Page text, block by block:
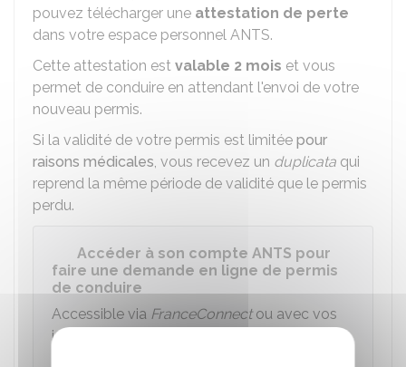
pouvez télécharger une attestation de perte
dans votre espace personnel ANTS.
Cette attestation est valable 2 mois et vous
permet de conduire en attendant l'envoi de votre
nouveau permis.
Si la validité de votre permis est limitée pour
raisons médicales, vous recevez un duplicata qui
reprend la même période de validité que le permis
perdu.
Accéder à son compte ANTS pour
faire une demande en ligne de permis
de conduire
Accessible via FranceConnectou avec vos
identifiants